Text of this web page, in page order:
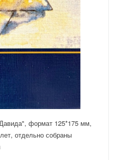
формат 125*175 мм,
отдельно собраны